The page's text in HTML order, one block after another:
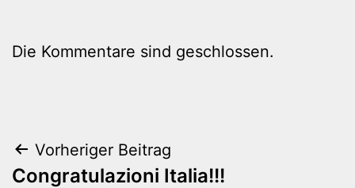
Die Kommentare sind geschlossen.
Beitragsnavigation
Vorheriger Beitrag
Congratulazioni Italia!!!